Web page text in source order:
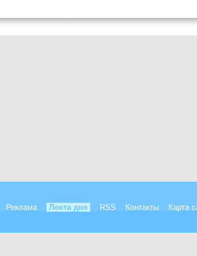
Реклама Лента дня RSS Контакты Карта